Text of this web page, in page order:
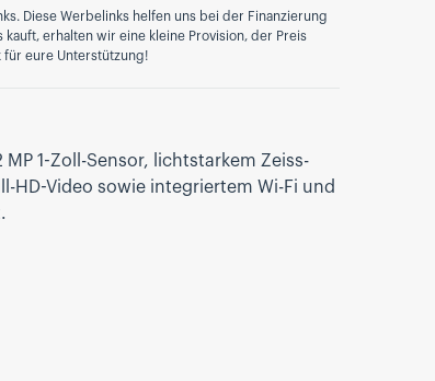
Diese Werbelinks helfen uns bei der Finanzierung
erhalten wir eine kleine Provision, der Preis
für eure Unterstützung!
1-Zoll-Sensor, lichtstarkem Zeiss-
HD-Video sowie integriertem Wi-Fi und